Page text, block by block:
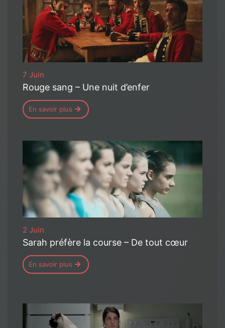
7 Juin
Rouge sang – Une nuit d’enfer
En savoir plus
2 Juin
Sarah préfère la course – De tout cœur
En savoir plus